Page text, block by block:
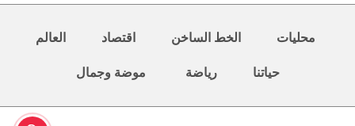
محليات الخط الساخن اقتصاد العالم
حياتنا رياضة موضة وجمال